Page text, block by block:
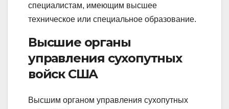
специалистам, имеющим высшее
техническое или специальное образование.
Высшие органы
управления сухопутных
войск США
Высшим органом управления сухопутных